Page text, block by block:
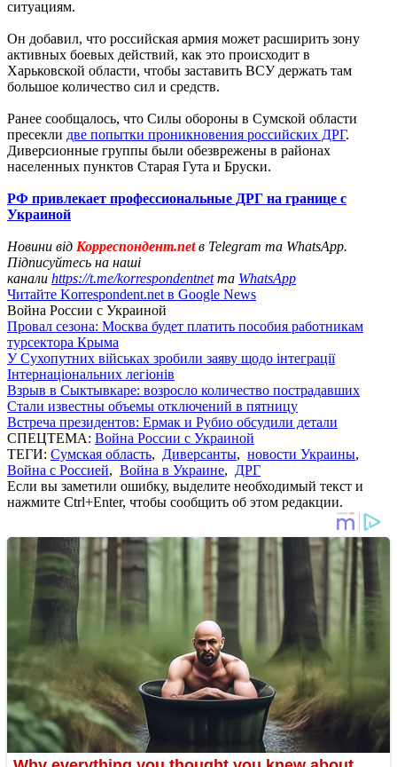
ситуациям.
Он добавил, что российская армия может расширить зону
активных боевых действий, как это происходит в
Харьковской области, чтобы заставить ВСУ держать там
большое количество сил и средств.
Ранее сообщалось, что Силы обороны в Сумской области
пресекли две попытки проникновения российских ДРГ.
Диверсионные группы были обезврежены в районах
населенных пунктов Старая Гута и Бруски.
РФ привлекает профессиональные ДРГ на границе с
Украиной
Новини від Корреспондент.netв Telegram та WhatsApp.
Підписуйтесь на наші
канали https://t.me/korrespondentnetта WhatsApp
Читайте Korrespondent.net в Google News
Война России с Украиной
Провал сезона: Москва будет платить пособия работникам
турсектора Крыма
У Сухопутних військах зробили заяву щодо інтеграції
Інтернаціональних легіонів
Взрыв в Сыктывкаре: возросло количество пострадавших
Стали известны объемы отключений в пятницу
Встреча президентов: Ермак и Рубио обсудили детали
СПЕЦТЕМА: Война России с Украиной
ТЕГИ: Сумская область, Диверсанты, новости Украины,
Война с Россией, Война в Украине, ДРГ
Если вы заметили ошибку, выделите необходимый текст и
нажмите Ctrl+Enter, чтобы сообщить об этом редакции.